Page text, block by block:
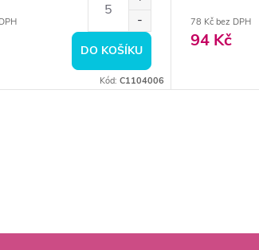
DO KOŠÍKU
Kód: C1104006
78 Kč bez DPH
94 Kč